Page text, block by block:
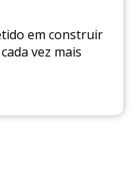
em construir
vez mais